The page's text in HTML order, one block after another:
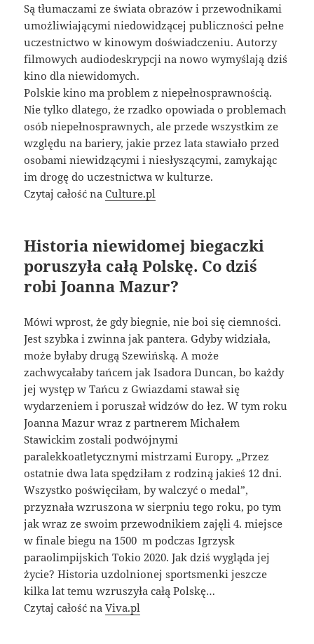
Są tłumaczami ze świata obrazów i przewodnikami
umożliwiającymi niedowidzącej publiczności pełne
uczestnictwo w kinowym doświadczeniu. Autorzy
filmowych audiodeskrypcji na nowo wymyślają dziś
kino dla niewidomych.
Polskie kino ma problem z niepełnosprawnością.
Nie tylko dlatego, że rzadko opowiada o problemach
osób niepełnosprawnych, ale przede wszystkim ze
względu na bariery, jakie przez lata stawiało przed
osobami niewidzącymi i niesłyszącymi, zamykając
im drogę do uczestnictwa w kulturze.
Czytaj całość naCulture.pl
Historia niewidomej biegaczki
poruszyła całą Polskę. Co dziś
robi Joanna Mazur?
Mówi wprost, że gdy biegnie, nie boi się ciemności.
Jest szybka i zwinna jak pantera. Gdyby widziała,
może byłaby drugą Szewińską. A może
zachwycałaby tańcem jak Isadora Duncan, bo każdy
jej występ w Tańcu z Gwiazdami stawał się
wydarzeniem i poruszał widzów do łez. W tym roku
Joanna Mazur wraz z partnerem Michałem
Stawickim zostali podwójnymi
paralekkoatletycznymi mistrzami Europy. „Przez
ostatnie dwa lata spędziłam z rodziną jakieś 12 dni.
Wszystko poświęciłam, by walczyć o medal”,
przyznała wzruszona w sierpniu tego roku, po tym
jak wraz ze swoim przewodnikiem zajęli 4. miejsce
w finale biegu na 1500 m podczas Igrzysk
paraolimpijskich Tokio 2020. Jak dziś wygląda jej
życie? Historia uzdolnionej sportsmenki jeszcze
kilka lat temu wzruszyła całą Polskę…
Czytaj całość naViva.pl